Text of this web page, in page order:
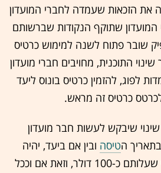
את הזכאות שעמדה לחברי המועדון
המועדון שתוקף הנקודות שברשותם
שובר פתוח לשנה למימוש כרטיס
התוכנית, מחויבים חברי מועדון
לפוג, להזמין כרטיס בונוס ליעד
כרטיס זה מראש.
שיבקש לעשות חבר מועדון
הטיסה ובין אם ביעד, יהיה
כרוך בתשלום דמי שינוי שעלותם כ-100 דולר, וזאת אם וככל